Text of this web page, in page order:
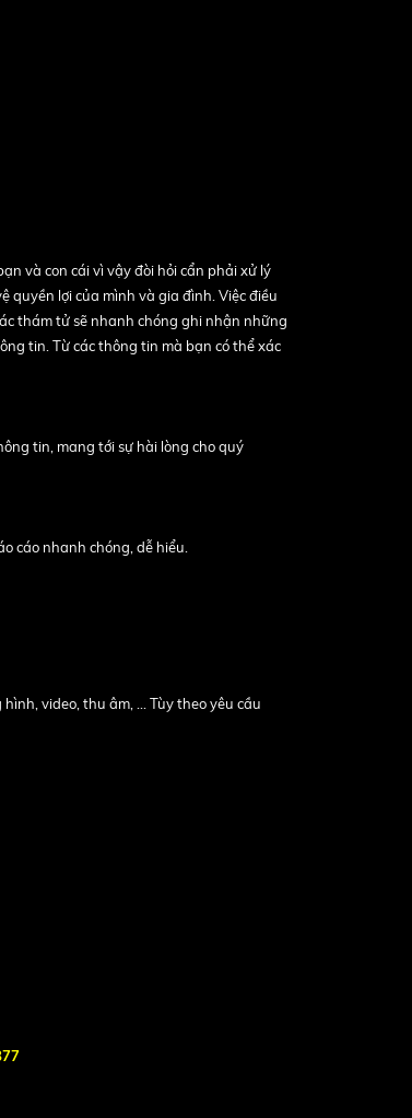
và con cái vì vậy đòi hỏi cẩn phải xử lý
quyền lợi của mình và gia đình. Việc điều
thám tử sẽ nhanh chóng ghi nhận những
tin. Từ các thông tin mà bạn có thể xác
tin, mang tới sự hài lòng cho quý
cáo nhanh chóng, dễ hiểu.
video, thu âm, ... Tùy theo yêu cầu